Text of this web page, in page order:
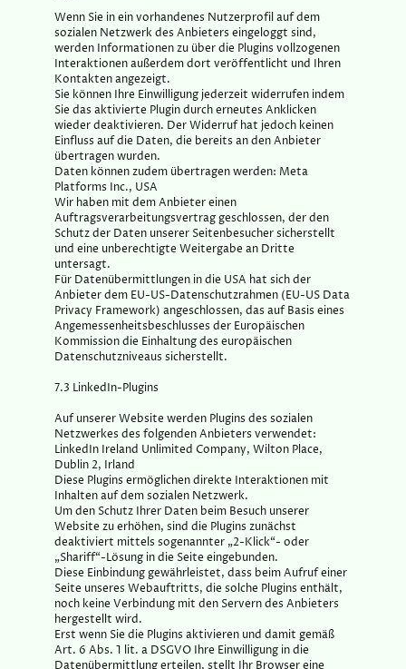
Wenn Sie in ein vorhandenes Nutzerprofil auf dem
sozialen Netzwerk des Anbieters eingeloggt sind,
werden Informationen zu über die Plugins vollzogenen
Interaktionen außerdem dort veröffentlicht und Ihren
Kontakten angezeigt.
Sie können Ihre Einwilligung jederzeit widerrufen indem
Sie das aktivierte Plugin durch erneutes Anklicken
wieder deaktivieren. Der Widerruf hat jedoch keinen
Einfluss auf die Daten, die bereits an den Anbieter
übertragen wurden.
Daten können zudem übertragen werden: Meta
Platforms Inc., USA
Wir haben mit dem Anbieter einen
Auftragsverarbeitungsvertrag geschlossen, der den
Schutz der Daten unserer Seitenbesucher sicherstellt
und eine unberechtigte Weitergabe an Dritte
untersagt.
Für Datenübermittlungen in die USA hat sich der
Anbieter dem EU-US-Datenschutzrahmen (EU-US Data
Privacy Framework) angeschlossen, das auf Basis eines
Angemessenheitsbeschlusses der Europäischen
Kommission die Einhaltung des europäischen
Datenschutzniveaus sicherstellt.
7.3 LinkedIn-Plugins
Auf unserer Website werden Plugins des sozialen
Netzwerkes des folgenden Anbieters verwendet:
LinkedIn Ireland Unlimited Company, Wilton Place,
Dublin 2, Irland
Diese Plugins ermöglichen direkte Interaktionen mit
Inhalten auf dem sozialen Netzwerk.
Um den Schutz Ihrer Daten beim Besuch unserer
Website zu erhöhen, sind die Plugins zunächst
deaktiviert mittels sogenannter „2-Klick“- oder
„Shariff“-Lösung in die Seite eingebunden.
Diese Einbindung gewährleistet, dass beim Aufruf einer
Seite unseres Webauftritts, die solche Plugins enthält,
noch keine Verbindung mit den Servern des Anbieters
hergestellt wird.
Erst wenn Sie die Plugins aktivieren und damit gemäß
Art. 6 Abs. 1 lit. a DSGVO Ihre Einwilligung in die
Datenübermittlung erteilen, stellt Ihr Browser eine